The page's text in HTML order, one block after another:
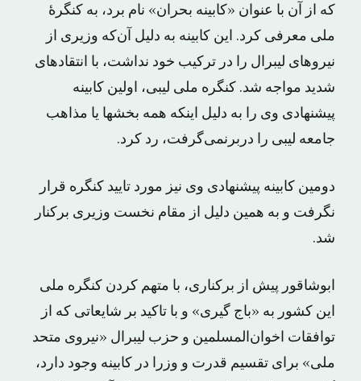
که از آن با عنوان «کابینه بحران» نام برد، به کنگرهٔ
ملی معرفی کرد. این کابینه به دلیل آن‌که وزیری از
نیروهای لیبرال را در ترکیب خود نداشت، با انتقادهای
شدید مواجه شد. کنگره ملی لیبی، اولین کابینه
پیشنهادی وی را به دلیل اینکه همه بخشها یا مذاهب
جامعه لیبی را دربرنمی‌گرفت، رد کرد.
دومین کابینه پیشنهادی وی نیز مورد تایید کنگره قرار
نگرفت و به همین دلیل از مقام نخست وزیری برکنار
شد.
ابوشاقور پیش از برکناری‌، با متهم کردن کنگره ملی
این کشور به «باج گیری» و با تاکید بر شایعاتی که از
توافقات اخوان‌المسلمین و حزب لیبرال «نیروی متحد
ملی» برای تقسیم قدرت و وزرا در کابینه وجود دارد،